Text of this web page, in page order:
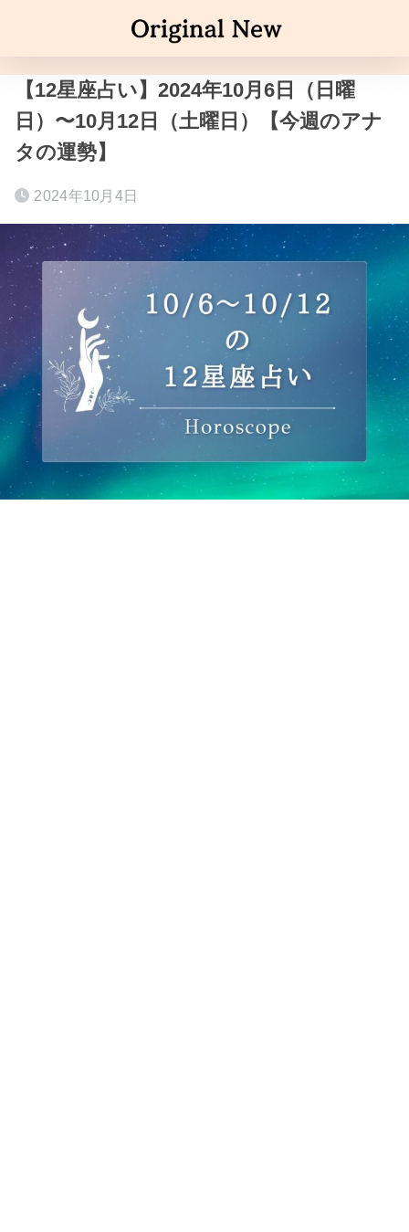
【12星座占い】2024年10月6日（日曜
日）〜10月12日（土曜日）【今週のアナ
タの運勢】
2024年10月4日